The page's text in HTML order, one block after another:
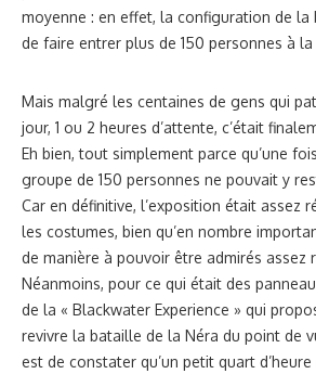
moyenne : en effet, la configuration de la
de faire entrer plus de 150 personnes à
Mais malgré les centaines de gens qui
jour, 1 ou 2 heures d’attente, c’était
Eh bien, tout simplement parce qu’une
groupe de 150 personnes ne pouvait y
Car en définitive, l’exposition était assez
les costumes, bien qu’en nombre
de manière à pouvoir être admirés assez
Néanmoins, pour ce qui était des
de la « Blackwater Experience » qui
revivre la bataille de la Néra du point de
est de constater qu’un petit quart